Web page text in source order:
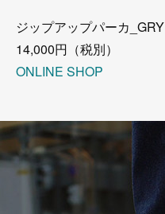
ジップアップパーカ_GRY
14,000円（税別）
ONLINE SHOP